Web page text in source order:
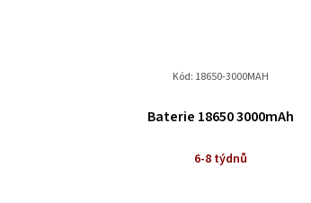
Baterie 18650 3000mAh
6-8 týdnů
Kód: 18650-3000MAH